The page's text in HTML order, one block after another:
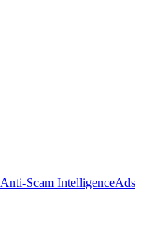
Anti-Scam IntelligenceAds